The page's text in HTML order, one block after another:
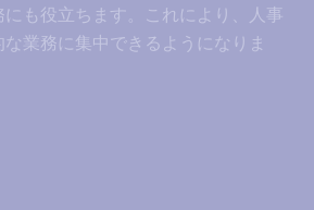
も役立ちます。これにより、人事
業務に集中できるようになりま